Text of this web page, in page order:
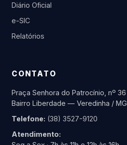
Diário Oficial
e-SIC
Relatórios
CONTATO
Praça Senhora do Patrocínio, nº 36
Bairro Liberdade — Veredinha / MG
Telefone: (38) 3527-9120
Atendimento: